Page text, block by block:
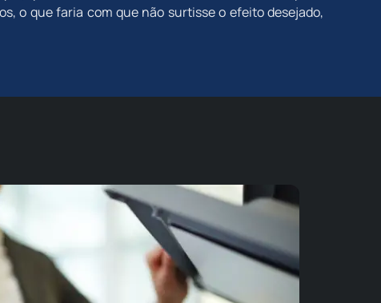
o que faria com que não surtisse o efeito desejado,